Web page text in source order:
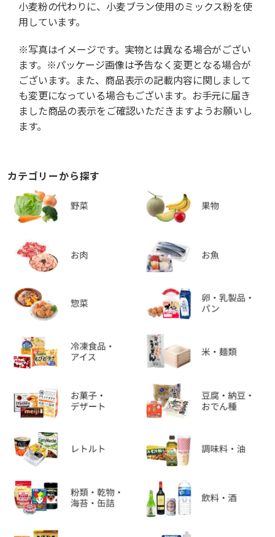
小麦粉の代わりに、小麦ブラン使用のミックス粉を使
用しています。
※写真はイメージです。実物とは異なる場合がござい
ます。※パッケージ画像は予告なく変更となる場合が
ございます。また、商品表示の記載内容に関しまして
も変更になっている場合もございます。お手元に届き
ました商品の表示をご確認いただきますようお願いし
ます。
カテゴリーから探す